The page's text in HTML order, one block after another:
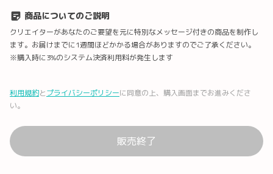
商品についてのご説明
クリエイターがあなたのご要望を元に特別なメッセージ付きの商品を制作し
ます。お届けまでに1週間ほどかかる場合がありますのでご了承ください。
※購入時に3%のシステム決済利用料が発生します
利用規約とプライバシーポリシーに同意の上、購入画面までお進みくださ
い。
販売終了